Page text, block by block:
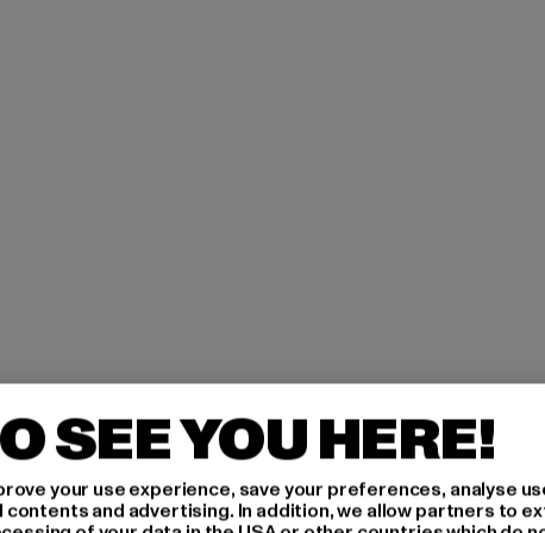
SEE YOU HERE!
your use experience, save your preferences, analyse
and advertising. In addition, we allow partners to